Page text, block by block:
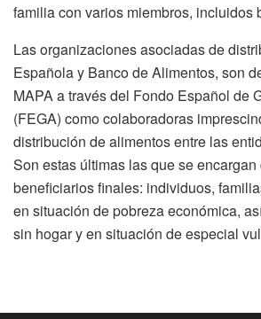
familia con varios miembros, incluidos
Las organizaciones asociadas de
Española y Banco de Alimentos, son
MAPA a través del Fondo Español de
(FEGA) como colaboradoras
distribución de alimentos entre las
Son estas últimas las que se
beneficiarios finales: individuos,
en situación de pobreza económica,
sin hogar y en situación de especial